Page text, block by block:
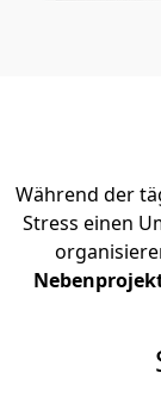
Während der
Stress einen